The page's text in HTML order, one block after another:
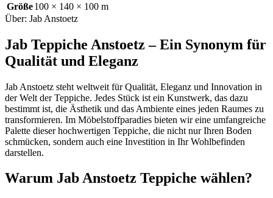
Größe100 × 140 × 100 m
Über: Jab Anstoetz
Jab Teppiche Anstoetz – Ein Synonym für
Qualität und Eleganz
Jab Anstoetz steht weltweit für Qualität, Eleganz und Innovation in
der Welt der Teppiche. Jedes Stück ist ein Kunstwerk, das dazu
bestimmt ist, die Ästhetik und das Ambiente eines jeden Raumes zu
transformieren. Im Möbelstoffparadies bieten wir eine umfangreiche
Palette dieser hochwertigen Teppiche, die nicht nur Ihren Boden
schmücken, sondern auch eine Investition in Ihr Wohlbefinden
darstellen.
Warum Jab Anstoetz Teppiche wählen?